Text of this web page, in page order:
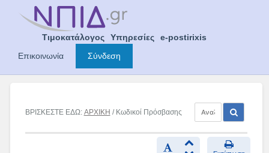
Τιμοκατάλογος Υπηρεσίες
e-postirixis
Επικοινωνία
Σύνδεση
ΒΡΙΣΚΕΣΤΕ ΕΔΩ: ΑΡΧΙΚΗ / Κωδικοί Πρόσβασης